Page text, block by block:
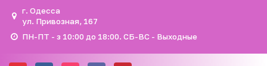
г. Одесса
ул. Привозная, 167
ПН-ПТ - з 10:00 до 18:00. СБ-ВС - Выходные